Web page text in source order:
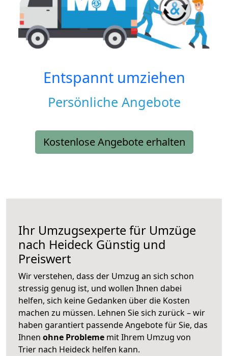
Entspannt umziehen
Persönliche Angebote
Kostenlose Angebote erhalten
Ihr Umzugsexperte für Umzüge
nach Heideck Günstig und
Preiswert
Wir verstehen, dass der Umzug an sich schon
stressig genug ist, und wollen Ihnen dabei
helfen, sich keine Gedanken über die Kosten
machen zu müssen. Lehnen Sie sich zurück – wir
haben garantiert passende Angebote für Sie, das
Ihnen ohne Probleme mit Ihrem Umzug von
Trier nach Heideck helfen kann.